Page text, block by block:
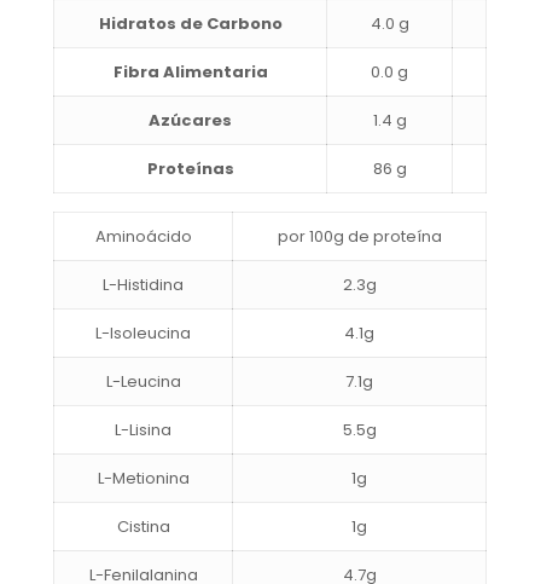
Hidratos de Carbono 4.0 g
Fibra Alimentaria 0.0 g
Azúcares 1.4 g
Proteínas 86 g
Aminoácido por 100g de proteína
L-Histidina 2.3g
L-Isoleucina 4.1g
L-Leucina 7.1g
L-Lisina 5.5g
L-Metionina 1g
Cistina 1g
L-Fenilalanina 4.7g